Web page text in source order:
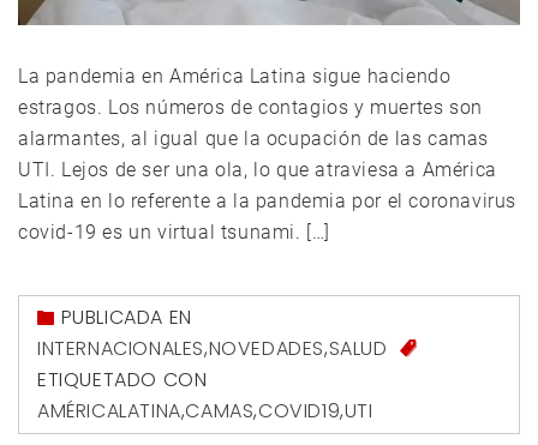
La pandemia en América Latina sigue haciendo
estragos. Los números de contagios y muertes son
alarmantes, al igual que la ocupación de las camas
UTI. Lejos de ser una ola, lo que atraviesa a América
Latina en lo referente a la pandemia por el coronavirus
covid-19 es un virtual tsunami. […]
PUBLICADA EN
INTERNACIONALES,NOVEDADES,SALUD
ETIQUETADO CON
AMÉRICALATINA,CAMAS,COVID19,UTI